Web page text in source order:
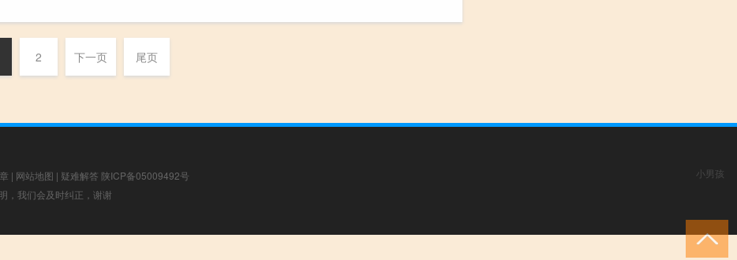
2 下一页 尾页
| 网站地图 | 疑难解答 陕ICP备05009492号
，我们会及时纠正，谢谢
小男孩